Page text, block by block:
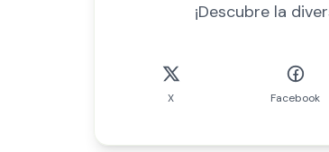
¡Descubre la
X Facebook